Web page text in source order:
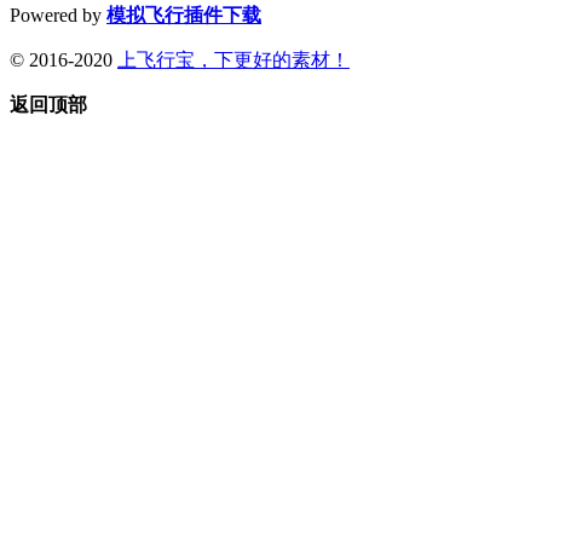
Powered by 模拟飞行插件下载
© 2016-2020 上飞行宝，下更好的素材！
返回顶部